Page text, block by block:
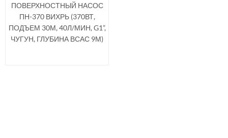
ПОВЕРХНОСТНЫЙ НАСОС
ПН-370 ВИХРЬ (370ВТ,
ПОДЪЕМ 30М, 40Л/МИН, G1”,
ЧУГУН, ГЛУБИНА ВСАС 9М)